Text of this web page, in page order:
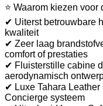
⭐ Waarom kiezen
✔ Uiterst betrouwbare
kwaliteit
✔ Zeer laag
comfort of prestaties
✔ Fluisterstille cabine
aerodynamisch
✔ Luxe Tahara
Concierge systeem